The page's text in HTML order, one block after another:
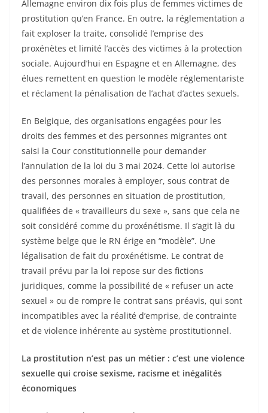
Allemagne environ dix fois plus de femmes victimes de
prostitution qu’en France. En outre, la réglementation a
fait exploser la traite, consolidé l’emprise des
proxénètes et limité l’accès des victimes à la protection
sociale. Aujourd’hui en Espagne et en Allemagne, des
élues remettent en question le modèle réglementariste
et réclament la pénalisation de l’achat d’actes sexuels.
En Belgique, des organisations engagées pour les
droits des femmes et des personnes migrantes ont
saisi la Cour constitutionnelle pour demander
l’annulation de la loi du 3 mai 2024. Cette loi autorise
des personnes morales à employer, sous contrat de
travail, des personnes en situation de prostitution,
qualifiées de « travailleurs du sexe », sans que cela ne
soit considéré comme du proxénétisme. Il s’agit là du
système belge que le RN érige en “modèle”. Une
légalisation de fait du proxénétisme. Le contrat de
travail prévu par la loi repose sur des fictions
juridiques, comme la possibilité de « refuser un acte
sexuel » ou de rompre le contrat sans préavis, qui sont
incompatibles avec la réalité d’emprise, de contrainte
et de violence inhérente au système prostitutionnel.
La prostitution n’est pas un métier : c’est une violence
sexuelle qui croise sexisme, racisme et inégalités
économiques